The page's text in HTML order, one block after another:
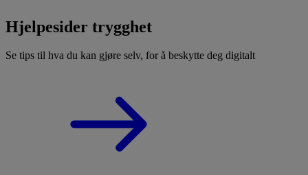
Hjelpesider trygghet
Se tips til hva du kan gjøre selv, for å beskytte deg digitalt